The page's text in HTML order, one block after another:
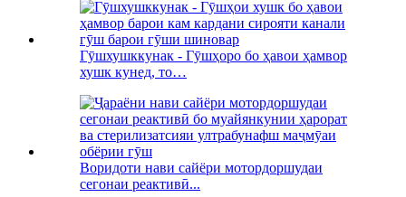
Гӯшхушккунак - Гӯшҳоро бо ҳавои ҳамвор
хушк кунед, то…
Воридоти нави сайёри мотордоршудаи
сегонаи реактивӣ...